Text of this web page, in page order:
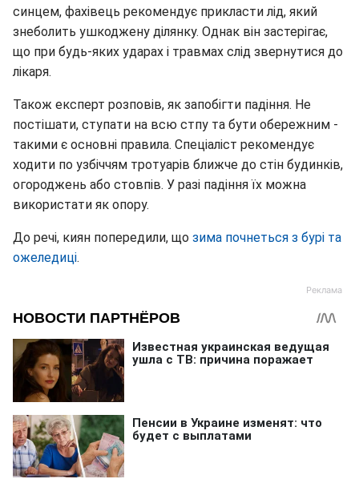
синцем, фахівець рекомендує прикласти лід, який
знеболить ушкоджену ділянку. Однак він застерігає,
що при будь-яких ударах і травмах слід звернутися до
лікаря.
Також експерт розповів, як запобігти падіння. Не
постішати, ступати на всю стпу та бути обережним -
такими є основні правила. Спеціаліст рекомендує
ходити по узбіччям тротуарів ближче до стін будинків,
огороджень або стовпів. У разі падіння їх можна
використати як опору.
До речі, киян попередили, що зима почнеться з бурі та
ожеледиці.